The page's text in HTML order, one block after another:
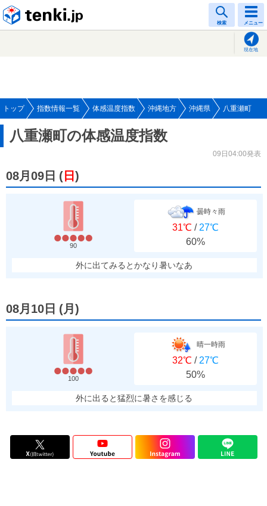
検索 メニュー
現在地
トップ 指数情報一覧 体感温度指数 沖縄地方 沖縄県 八重瀬町
八重瀬町の体感温度指数
09日04:00発表
08月09日 ( 日 )
90
曇時々雨
31℃ / 27℃
60%
外に出てみるとかなり暑いなあ
08月10日 (月 )
100
晴一時雨
32℃ / 27℃
50%
外に出ると猛烈に暑さを感じる